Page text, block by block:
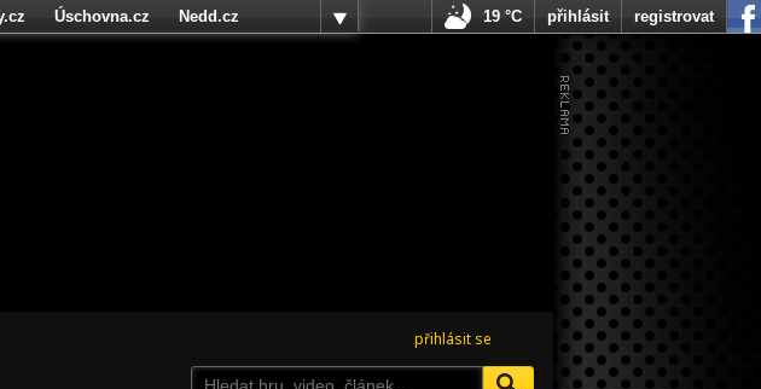
přihlásit se
Úschovna.cz
Nedd.cz
19 °C přihlásit registrovat